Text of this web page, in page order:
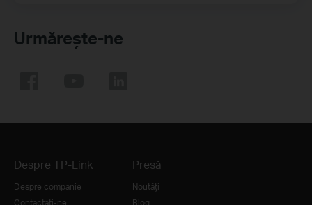
Urmărește-ne
Despre TP-Link
Despre companie
Contactați-ne
Presă
Noutăți
Blog